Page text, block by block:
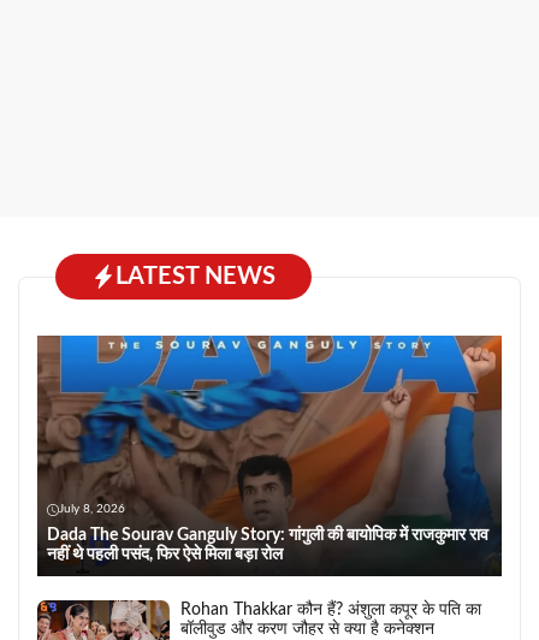
LATEST NEWS
July 8, 2026
Dada The Sourav Ganguly Story: गांगुली की बायोपिक में राजकुमार राव
नहीं थे पहली पसंद, फिर ऐसे मिला बड़ा रोल
Rohan Thakkar कौन हैं? अंशुला कपूर के पति का
बॉलीवुड और करण जौहर से क्या है कनेक्शन